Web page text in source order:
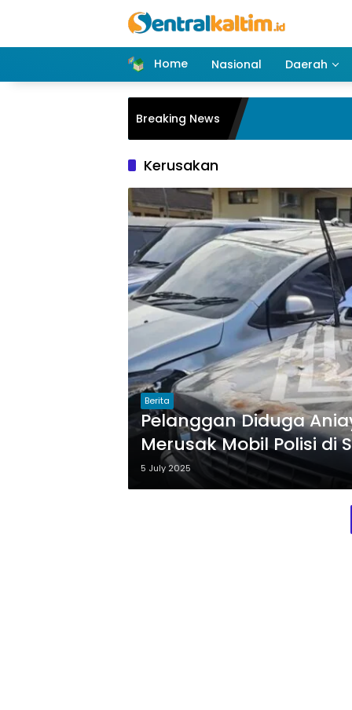
Home
Nasional Daerah
Breaking News
Kerusakan
Berita
Pelanggan Diduga
Merusak Mobil Polisi di
5 July 2025